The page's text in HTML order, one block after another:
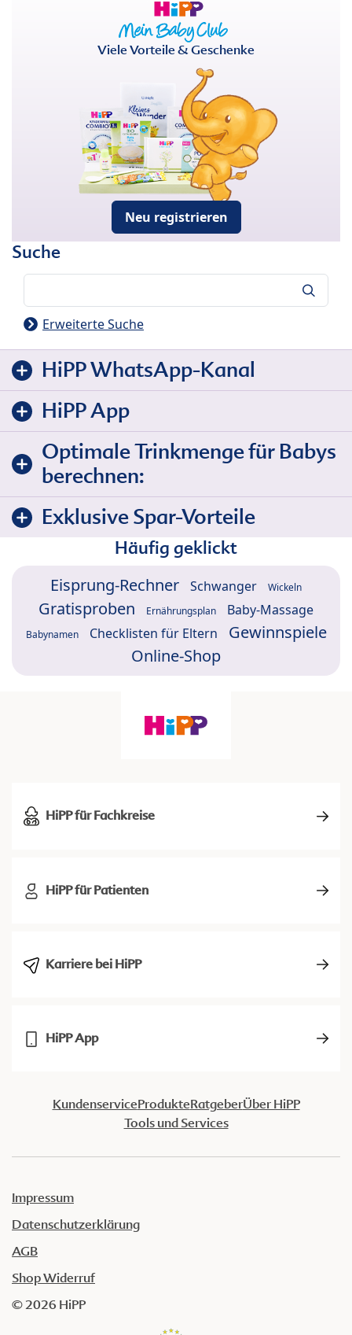
Viele Vorteile & Geschenke
Neu registrieren
Suche
Erweiterte Suche
HiPP WhatsApp-Kanal
HiPP App
Optimale Trinkmenge für Babys
berechnen:
Exklusive Spar-Vorteile
Häufig geklickt
Eisprung-Rechner Schwanger Wickeln
Gratisproben Ernährungsplan Baby-Massage
Babynamen Checklisten für Eltern
Gewinnspiele
Online-Shop
HiPP für Fachkreise
HiPP für Patienten
Karriere bei HiPP
HiPP App
KundenserviceProdukteRatgeberÜber HiPP
Tools und Services
Impressum
Datenschutzerklärung
AGB
Shop Widerruf
© 2026 HiPP